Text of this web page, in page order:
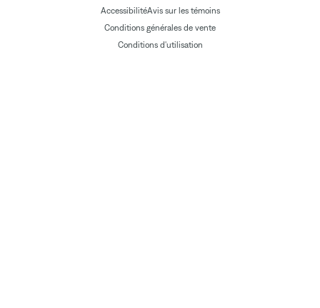
AccessibilitéAvis sur les témoins
Conditions générales de vente
Conditions d'utilisation